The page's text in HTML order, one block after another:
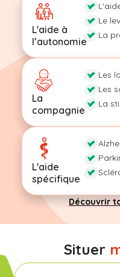
L'aide à
l’autonomie
Le
La
La
compagnie
Les
Les
La
L'aide
spécifique
Découvrir
Situer